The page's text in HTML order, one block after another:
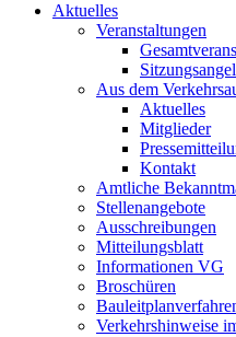
Aktuelles
Veranstaltungen
Aus dem
Aktuelles
Mitglieder
Kontakt
Amtliche
Stellenangebote
Ausschreibungen
Mitteilungsblatt
Informationen VG
Broschüren
Verkehrshinweise